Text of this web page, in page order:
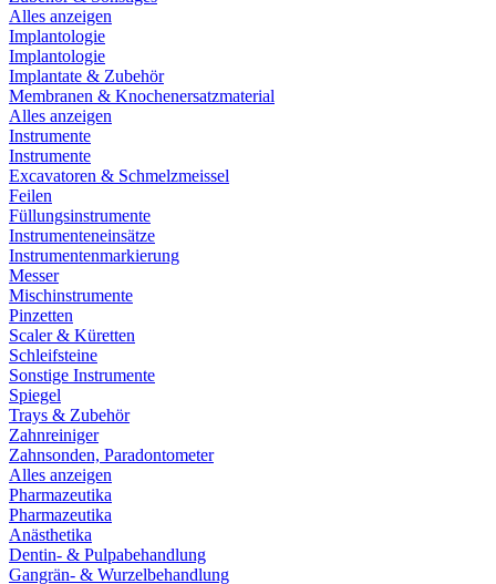
Alles anzeigen
Implantologie
Implantologie
Implantate & Zubehör
Membranen & Knochenersatzmaterial
Alles anzeigen
Instrumente
Instrumente
Excavatoren & Schmelzmeissel
Feilen
Füllungsinstrumente
Instrumenteneinsätze
Instrumentenmarkierung
Messer
Mischinstrumente
Pinzetten
Scaler & Küretten
Schleifsteine
Sonstige Instrumente
Spiegel
Trays & Zubehör
Zahnreiniger
Zahnsonden, Paradontometer
Alles anzeigen
Pharmazeutika
Pharmazeutika
Anästhetika
Dentin- & Pulpabehandlung
Gangrän- & Wurzelbehandlung